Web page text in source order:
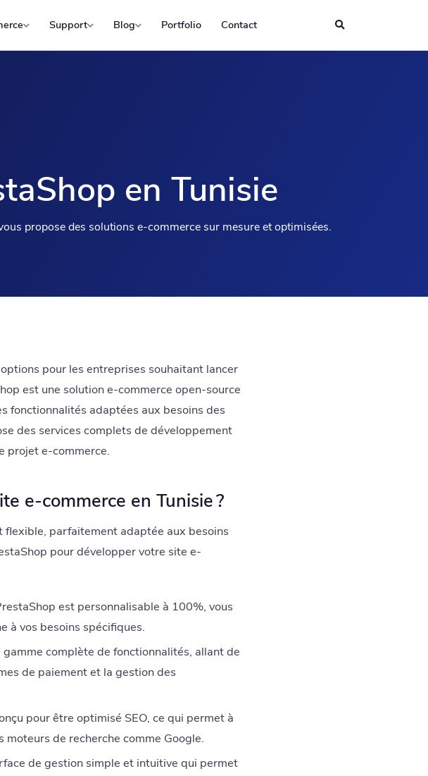
Support Blog Portfolio Contact
en Tunisie
propose des solutions e-commerce sur mesure et optimisées.
pour les entreprises souhaitant lancer
est une solution e-commerce open-source
fonctionnalités adaptées aux besoins des
des services complets de développement
projet e-commerce.
e-commerce en Tunisie ?
flexible, parfaitement adaptée aux besoins
pour développer votre site e-
est personnalisable à 100%, vous
à vos besoins spécifiques.
complète de fonctionnalités, allant de
de paiement et la gestion des
pour être optimisé SEO, ce qui permet à
de recherche comme Google.
de gestion simple et intuitive qui permet